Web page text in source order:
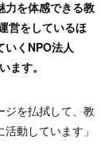
力を体感できる教
営をしているほ
いくNPO法人
ます。
ジを払拭して、教
動しています」